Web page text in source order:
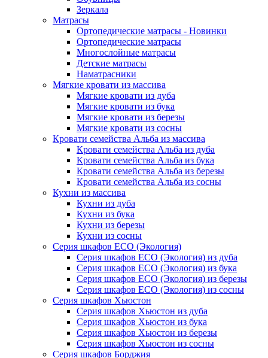
Зеркала
Матрасы
Ортопедические матрасы - Новинки
Ортопедические матрасы
Многослойные матрасы
Детские матрасы
Наматрасники
Мягкие кровати из массива
Мягкие кровати из дуба
Мягкие кровати из бука
Мягкие кровати из березы
Мягкие кровати из сосны
Кровати семейства Альба из массива
Кровати семейства Альба из дуба
Кровати семейства Альба из бука
Кровати семейства Альба из березы
Кровати семейства Альба из сосны
Кухни из массива
Кухни из дуба
Кухни из бука
Кухни из березы
Кухни из сосны
Серия шкафов ECO (Экология)
Серия шкафов ECO (Экология) из дуба
Серия шкафов ECO (Экология) из бука
Серия шкафов ECO (Экология) из березы
Серия шкафов ECO (Экология) из сосны
Серия шкафов Хьюстон
Серия шкафов Хьюстон из дуба
Серия шкафов Хьюстон из бука
Серия шкафов Хьюстон из березы
Серия шкафов Хьюстон из сосны
Серия шкафов Борджия